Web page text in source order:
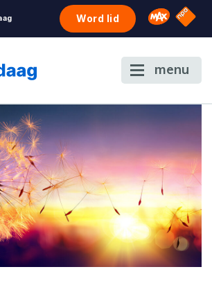
Word lid Omroep
NPO
menu